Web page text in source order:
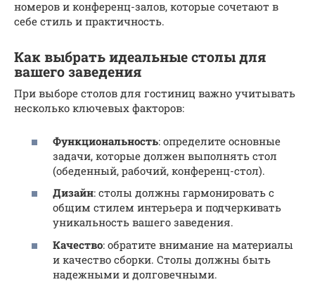
номеров и конференц-залов, которые сочетают в
себе стиль и практичность.
Как выбрать идеальные столы для
вашего заведения
При выборе столов для гостиниц важно учитывать
несколько ключевых факторов:
Функциональность: определите основные
задачи, которые должен выполнять стол
(обеденный, рабочий, конференц-стол).
Дизайн: столы должны гармонировать с
общим стилем интерьера и подчеркивать
уникальность вашего заведения.
Качество: обратите внимание на материалы
и качество сборки. Столы должны быть
надежными и долговечными.